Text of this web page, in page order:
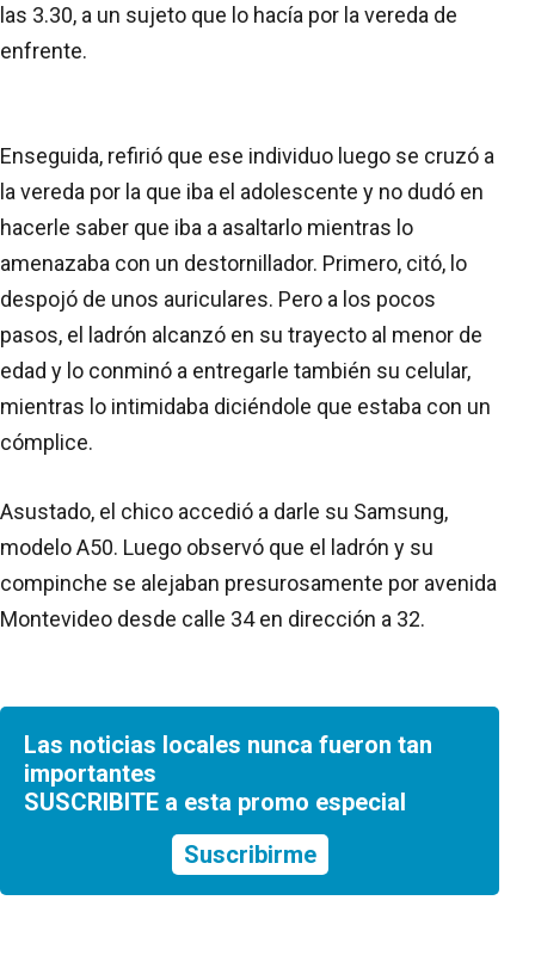
las 3.30, a un sujeto que lo hacía por la vereda de
enfrente.
Enseguida, refirió que ese individuo luego se cruzó a
la vereda por la que iba el adolescente y no dudó en
hacerle saber que iba a asaltarlo mientras lo
amenazaba con un destornillador. Primero, citó, lo
despojó de unos auriculares. Pero a los pocos
pasos, el ladrón alcanzó en su trayecto al menor de
edad y lo conminó a entregarle también su celular,
mientras lo intimidaba diciéndole que estaba con un
cómplice.
Asustado, el chico accedió a darle su Samsung,
modelo A50. Luego observó que el ladrón y su
compinche se alejaban presurosamente por avenida
Montevideo desde calle 34 en dirección a 32.
Las noticias locales nunca fueron tan
importantes
SUSCRIBITE a esta promo especial
Suscribirme